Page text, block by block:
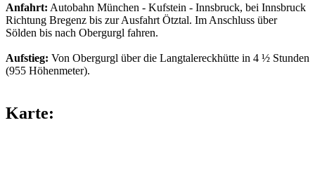
Anfahrt: Autobahn München - Kufstein - Innsbruck, bei Innsbruck
Richtung Bregenz bis zur Ausfahrt Ötztal. Im Anschluss über
Sölden bis nach Obergurgl fahren.
Aufstieg: Von Obergurgl über die Langtalereckhütte in 4 ½ Stunden
(955 Höhenmeter).
Karte: